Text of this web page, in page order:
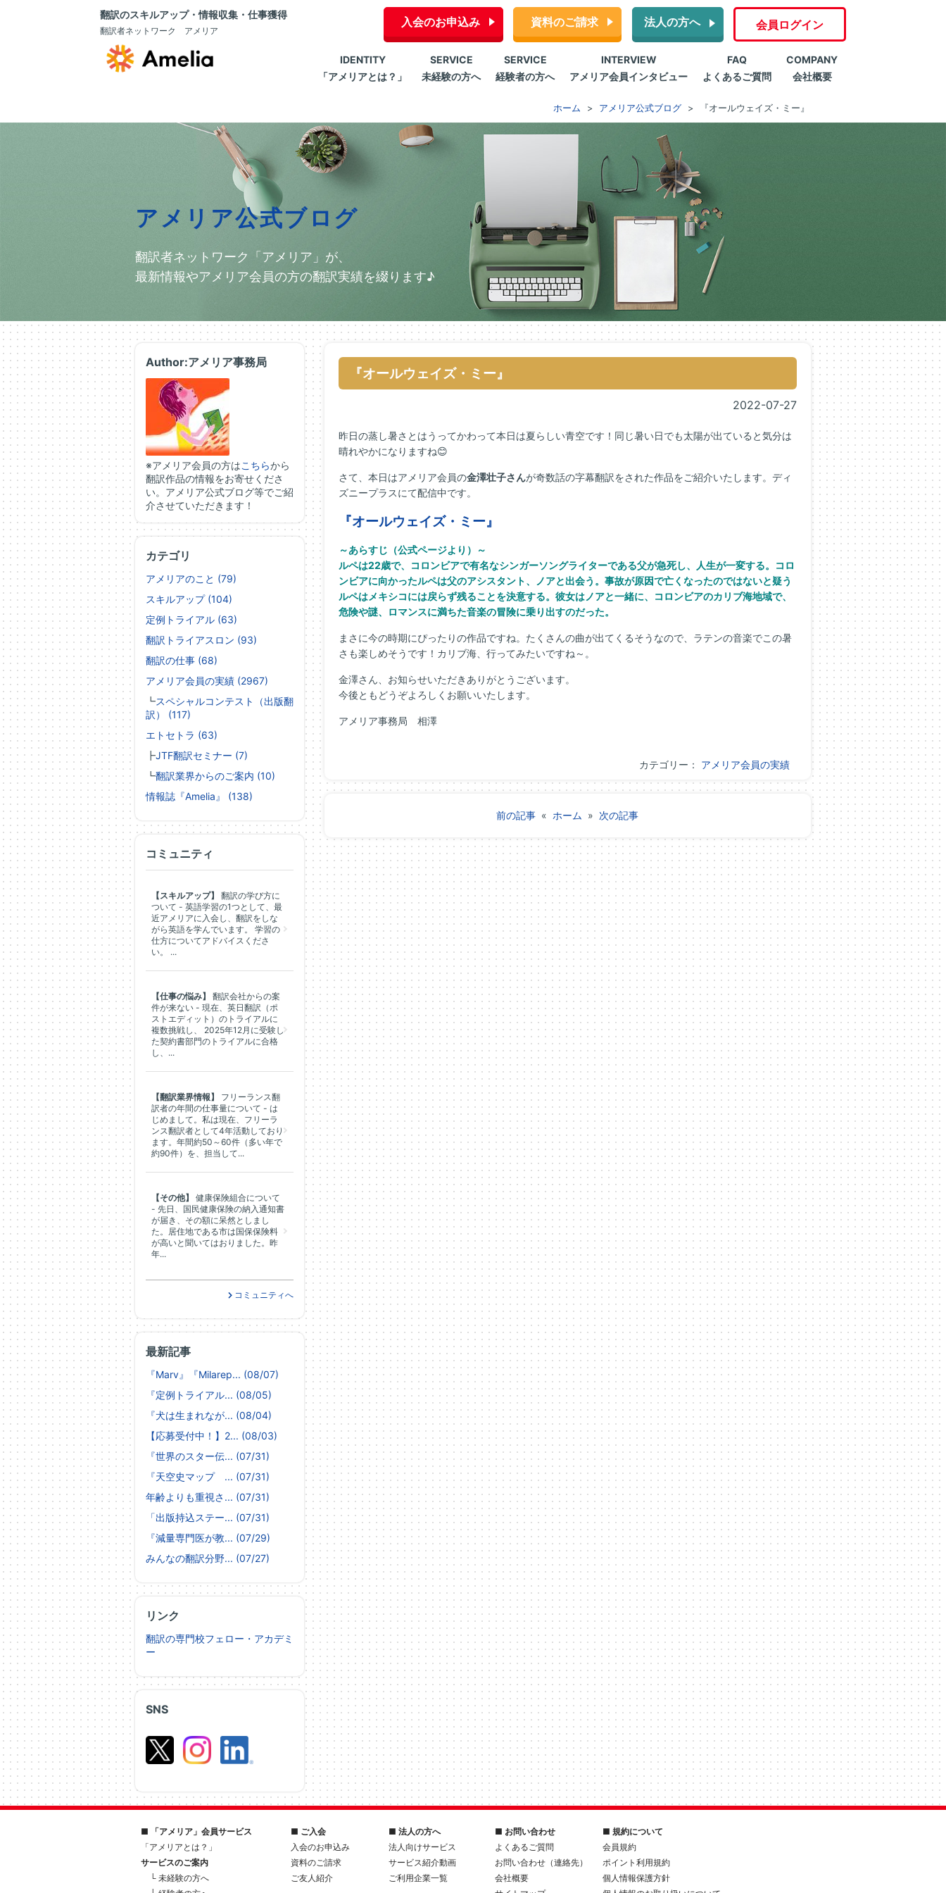
翻訳のスキルアップ・情報収集・仕事獲得
翻訳者ネットワーク アメリア
入会のお申込み 資料のご請求 法人の方へ 会員ログイン
IDENTITY
「アメリアとは？」
SERVICE
未経験の方へ
SERVICE
経験者の方へ
INTERVIEW
アメリア会員インタビュー
FAQ
よくあるご質問
COMPANY
会社概要
ホーム アメリア公式ブログ 『オールウェイズ・ミー』
アメリア公式ブログ
翻訳者ネットワーク「アメリア」が、
最新情報やアメリア会員の方の翻訳実績を綴ります♪
『オールウェイズ・ミー』
2022-07-27
昨日の蒸し暑さとはうってかわって本日は夏らしい青空です！同じ暑い日でも太陽が出ていると気分は
晴れやかになりますね😊
さて、本日はアメリア会員の金澤壮子さんが奇数話の字幕翻訳をされた作品をご紹介いたします。ディ
ズニープラスにて配信中です。
『オールウェイズ・ミー』
～あらすじ（公式ページより）～
ルペは22歳で、コロンビアで有名なシンガーソングライターである父が急死し、人生が一変する。コロ
ンビアに向かったルペは父のアシスタント、ノアと出会う。事故が原因で亡くなったのではないと疑う
ルペはメキシコには戻らず残ることを決意する。彼女はノアと一緒に、コロンビアのカリブ海地域で、
危険や謎、ロマンスに満ちた音楽の冒険に乗り出すのだった。
まさに今の時期にぴったりの作品ですね。たくさんの曲が出てくるそうなので、ラテンの音楽でこの暑
さも楽しめそうです！カリブ海、行ってみたいですね～。
金澤さん、お知らせいただきありがとうございます。
今後ともどうぞよろしくお願いいたします。
アメリア事務局 相澤
カテゴリー： アメリア会員の実績
前の記事 « ホーム » 次の記事
Author:アメリア事務局
※アメリア会員の方はこちらから
翻訳作品の情報をお寄せくださ
い。アメリア公式ブログ等でご紹
介させていただきます！
SNS
カテゴリ
アメリアのこと (79)
スキルアップ (104)
定例トライアル (63)
翻訳トライアスロン (93)
翻訳の仕事 (68)
アメリア会員の実績 (2967)
┗スペシャルコンテスト（出版翻
訳） (117)
エトセトラ (63)
┣JTF翻訳セミナー (7)
┗翻訳業界からのご案内 (10)
情報誌『Amelia』 (138)
最新記事
『Marv』『Milarep... (08/07)
『定例トライアル... (08/05)
『犬は生まれなが... (08/04)
【応募受付中！】2... (08/03)
『世界のスター伝... (07/31)
『天空史マップ ... (07/31)
年齢よりも重視さ... (07/31)
「出版持込ステー... (07/31)
『減量専門医が教... (07/29)
みんなの翻訳分野... (07/27)
リンク
翻訳の専門校フェロー・アカデミ
ー
コミュニティ
【スキルアップ】
翻訳の学び方に
ついて - 英語学習の1つとして、最
近アメリアに入会し、翻訳をしな
がら英語を学んでいます。 学習の
仕方についてアドバイスくださ
い。 ...
【仕事の悩み】
翻訳会社からの案
件が来ない - 現在、英日翻訳（ポ
ストエディット）のトライアルに
複数挑戦し、 2025年12月に受験し
た契約書部門のトライアルに合格
し、...
【翻訳業界情報】
フリーランス翻
訳者の年間の仕事量について - は
じめまして。私は現在、フリーラ
ンス翻訳者として4年活動しており
ます。年間約50～60件（多い年で
約90件）を、担当して...
【その他】
健康保険組合について
- 先日、国民健康保険の納入通知書
が届き、その額に呆然としまし
た。居住地である市は国保保険料
が高いと聞いてはおりました。昨
年...
コミュニティへ
■ 「アメリア」会員サービス
「アメリアとは？」
サービスのご案内
└ 未経験の方へ
■ ご入会
入会のお申込み
資料のご請求
ご友人紹介
■ 法人の方へ
法人向けサービス
サービス紹介動画
ご利用企業一覧
■ お問い合わせ
よくあるご質問
お問い合わせ（連絡先）
会社概要
■ 規約について
会員規約
ポイント利用規約
個人情報保護方針